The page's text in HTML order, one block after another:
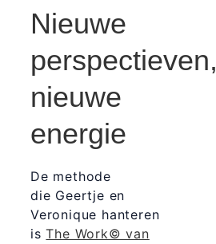
Nieuwe
perspectieven,
nieuwe
energie
De methode
die Geertje en
Veronique hanteren
isThe Work© van